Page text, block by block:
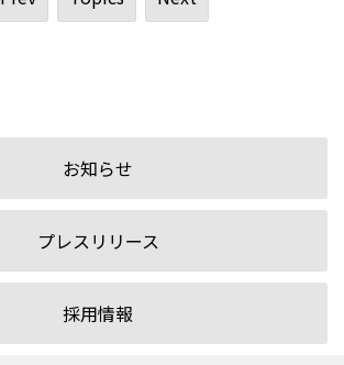
お知らせ
プレスリリース
採用情報